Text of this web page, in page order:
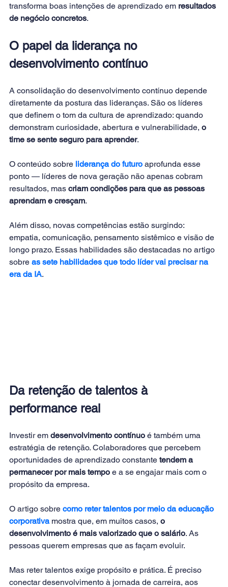
transforma boas intenções de aprendizado em resultados
de negócio concretos.
O papel da liderança no
desenvolvimento contínuo
A consolidação do desenvolvimento contínuo depende
diretamente da postura das lideranças. São os líderes
que definem o tom da cultura de aprendizado: quando
demonstram curiosidade, abertura e vulnerabilidade, o
time se sente seguro para aprender.
O conteúdo sobre liderança do futuro aprofunda esse
ponto — líderes de nova geração não apenas cobram
resultados, mas criam condições para que as pessoas
aprendam e cresçam.
Além disso, novas competências estão surgindo:
empatia, comunicação, pensamento sistêmico e visão de
longo prazo. Essas habilidades são destacadas no artigo
sobre as sete habilidades que todo líder vai precisar na
era da IA.
Da retenção de talentos à
performance real
Investir em desenvolvimento contínuo é também uma
estratégia de retenção. Colaboradores que percebem
oportunidades de aprendizado constante tendem a
permanecer por mais tempo e a se engajar mais com o
propósito da empresa.
O artigo sobre como reter talentos por meio da educação
corporativa mostra que, em muitos casos, o
desenvolvimento é mais valorizado que o salário. As
pessoas querem empresas que as façam evoluir.
Mas reter talentos exige propósito e prática. É preciso
conectar desenvolvimento à jornada de carreira, aos